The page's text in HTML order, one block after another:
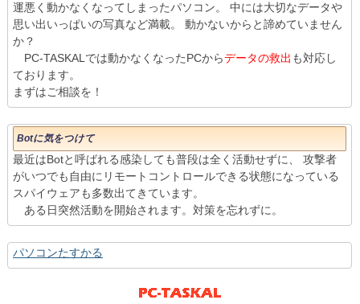
運悪く動かなくなってしまったパソコン。 中には大切なデータや
思い出いっぱいの写真など満載。 動かないからと諦めていません
か？
PC-TASKALでは動かなくなったPCからデータの救出 も対応し
ております。
まずはご相談を！
Botに気をつけて
最近はBotと呼ばれる感染しても普段は全く活動せずに、 攻撃者
がいつでも自由にリモートコントロールできる状態になっている
スパイウェアも多数出てきています。
ある日突然活動を開始されます。対策を忘れずに。
パソコンたすかる